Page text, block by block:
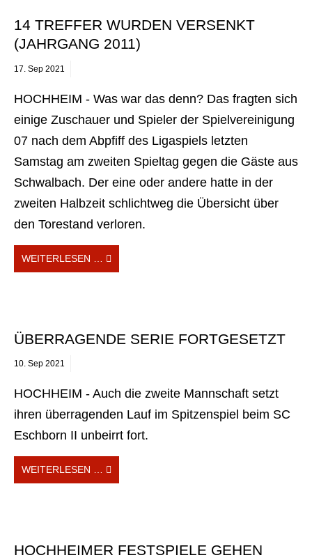
14 TREFFER WURDEN VERSENKT
(JAHRGANG 2011)
17. Sep 2021
HOCHHEIM - Was war das denn? Das fragten sich
einige Zuschauer und Spieler der Spielvereinigung
07 nach dem Abpfiff des Ligaspiels letzten
Samstag am zweiten Spieltag gegen die Gäste aus
Schwalbach. Der eine oder andere hatte in der
zweiten Halbzeit schlichtweg die Übersicht über
den Torestand verloren.
WEITERLESEN …
ÜBERRAGENDE SERIE FORTGESETZT
10. Sep 2021
HOCHHEIM - Auch die zweite Mannschaft setzt
ihren überragenden Lauf im Spitzenspiel beim SC
Eschborn II unbeirrt fort.
WEITERLESEN …
HOCHHEIMER FESTSPIELE GEHEN